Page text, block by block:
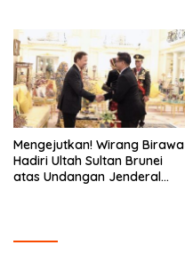
Mengejutkan! Wirang Birawa
Hadiri Ultah Sultan Brunei
atas Undangan Jenderal